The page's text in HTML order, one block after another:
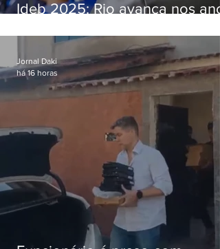
Ideb 2025: Rio avança nos
nacional
Jornal Daki
há 16 horas